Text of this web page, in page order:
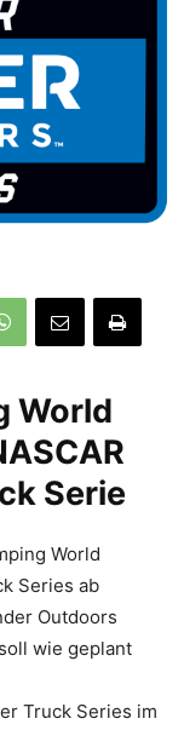
World
Serie
World
Series ab
Outdoors
wie geplant
Truck Series im